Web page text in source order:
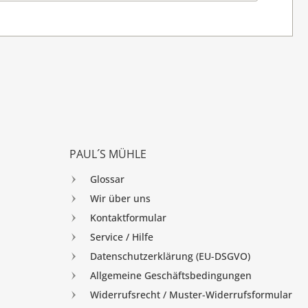
PAUL´S MÜHLE
Glossar
Wir über uns
Kontaktformular
Service / Hilfe
Datenschutzerklärung (EU-DSGVO)
Allgemeine Geschäftsbedingungen
Widerrufsrecht / Muster-Widerrufsformular